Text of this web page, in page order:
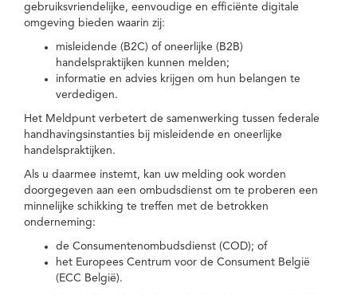
gebruiksvriendelijke, eenvoudige en efficiënte digitale
omgeving bieden waarin zij:
misleidende (B2C) of oneerlijke (B2B)
handelspraktijken kunnen melden;
informatie en advies krijgen om hun belangen te
verdedigen.
Het Meldpunt verbetert de samenwerking tussen federale
handhavingsinstanties bij misleidende en oneerlijke
handelspraktijken.
Als u daarmee instemt, kan uw melding ook worden
doorgegeven aan een ombudsdienst om te proberen een
minnelijke schikking te treffen met de betrokken
onderneming:
de Consumentenombudsdienst (COD); of
het Europees Centrum voor de Consument België
(ECC België).